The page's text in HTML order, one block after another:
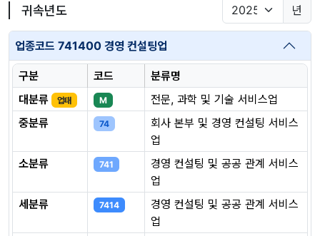
귀속년도 년
업종코드 741400 경영 컨설팅업
구분 코드
분류명
대분류
업태 M
전문, 과학 및 기술 서비스업
중분류
74
회사 본부 및 경영 컨설팅 서비스
업
소분류
741
경영 컨설팅 및 공공 관계 서비스
업
세분류
7414
경영 컨설팅 및 공공 관계 서비스
업